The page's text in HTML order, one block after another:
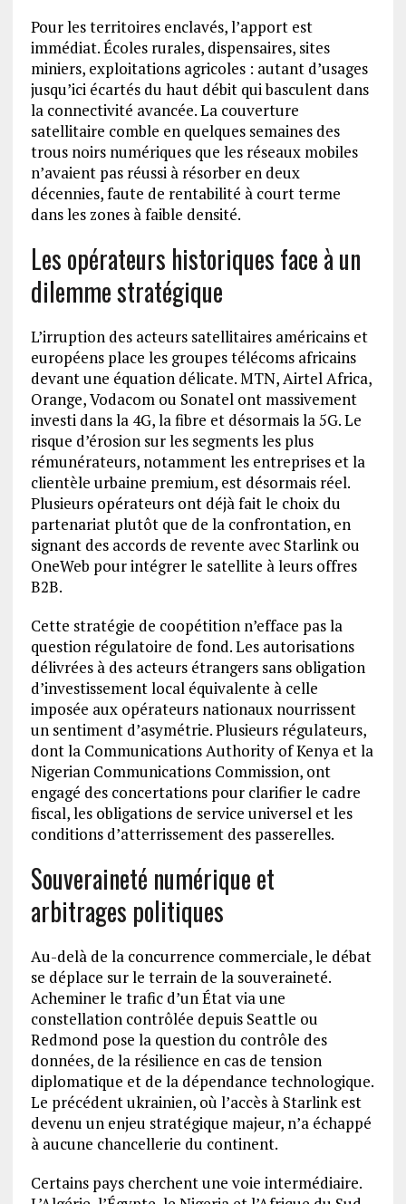
Pour les territoires enclavés, l’apport est
immédiat. Écoles rurales, dispensaires, sites
miniers, exploitations agricoles : autant d’usages
jusqu’ici écartés du haut débit qui basculent dans
la connectivité avancée. La couverture
satellitaire comble en quelques semaines des
trous noirs numériques que les réseaux mobiles
n’avaient pas réussi à résorber en deux
décennies, faute de rentabilité à court terme
dans les zones à faible densité.
Les opérateurs historiques face à un
dilemme stratégique
L’irruption des acteurs satellitaires américains et
européens place les groupes télécoms africains
devant une équation délicate. MTN, Airtel Africa,
Orange, Vodacom ou Sonatel ont massivement
investi dans la 4G, la fibre et désormais la 5G. Le
risque d’érosion sur les segments les plus
rémunérateurs, notamment les entreprises et la
clientèle urbaine premium, est désormais réel.
Plusieurs opérateurs ont déjà fait le choix du
partenariat plutôt que de la confrontation, en
signant des accords de revente avec Starlink ou
OneWeb pour intégrer le satellite à leurs offres
B2B.
Cette stratégie de coopétition n’efface pas la
question régulatoire de fond. Les autorisations
délivrées à des acteurs étrangers sans obligation
d’investissement local équivalente à celle
imposée aux opérateurs nationaux nourrissent
un sentiment d’asymétrie. Plusieurs régulateurs,
dont la Communications Authority of Kenya et la
Nigerian Communications Commission, ont
engagé des concertations pour clarifier le cadre
fiscal, les obligations de service universel et les
conditions d’atterrissement des passerelles.
Souveraineté numérique et
arbitrages politiques
Au-delà de la concurrence commerciale, le débat
se déplace sur le terrain de la souveraineté.
Acheminer le trafic d’un État via une
constellation contrôlée depuis Seattle ou
Redmond pose la question du contrôle des
données, de la résilience en cas de tension
diplomatique et de la dépendance technologique.
Le précédent ukrainien, où l’accès à Starlink est
devenu un enjeu stratégique majeur, n’a échappé
à aucune chancellerie du continent.
Certains pays cherchent une voie intermédiaire.